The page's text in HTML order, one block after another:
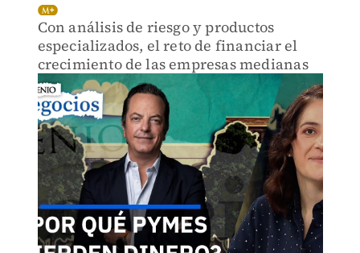
Con análisis de riesgo y productos
especializados, el reto de financiar el
crecimiento de las empresas medianas